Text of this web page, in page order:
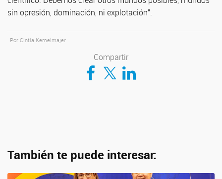
sin opresión, dominación, ni explotación”.
Por Cintia Kemelmajer
Compartir
Compartir en Facebook
Compartir en TwitterCompartir en LinkedIn
También te puede interesar: